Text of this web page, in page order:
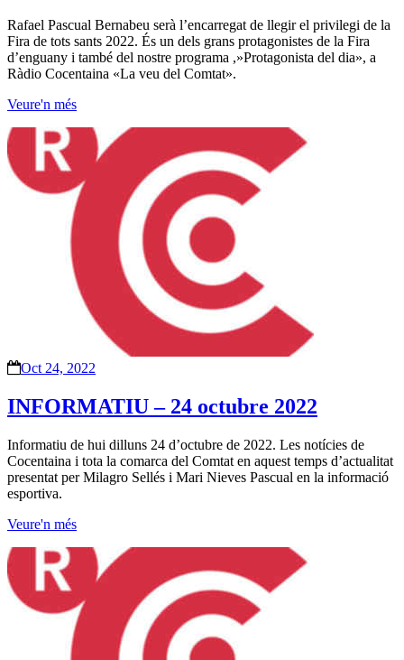
Rafael Pascual Bernabeu serà l’encarregat de llegir el privilegi de la
Fira de tots sants 2022. És un dels grans protagonistes de la Fira
d’enguany i també del nostre programa ,»Protagonista del dia», a
Ràdio Cocentaina «La veu del Comtat».
Veure'n més
Oct 24, 2022
INFORMATIU – 24 octubre 2022
Informatiu de hui dilluns 24 d’octubre de 2022. Les notícies de
Cocentaina i tota la comarca del Comtat en aquest temps d’actualitat
presentat per Milagro Sellés i Mari Nieves Pascual en la informació
esportiva.
Veure'n més